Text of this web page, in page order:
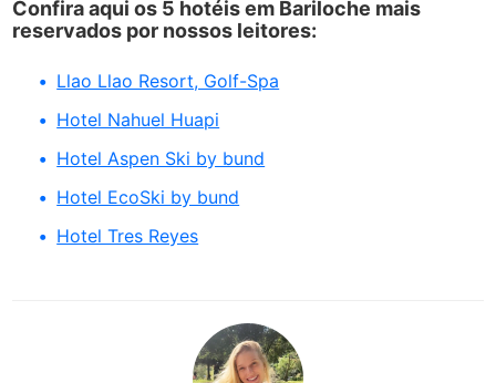
Confira aqui os 5 hotéis em Bariloche mais
reservados por nossos leitores:
Llao Llao Resort, Golf-Spa
Hotel Nahuel Huapi
Hotel Aspen Ski by bund
Hotel EcoSki by bund
Hotel Tres Reyes